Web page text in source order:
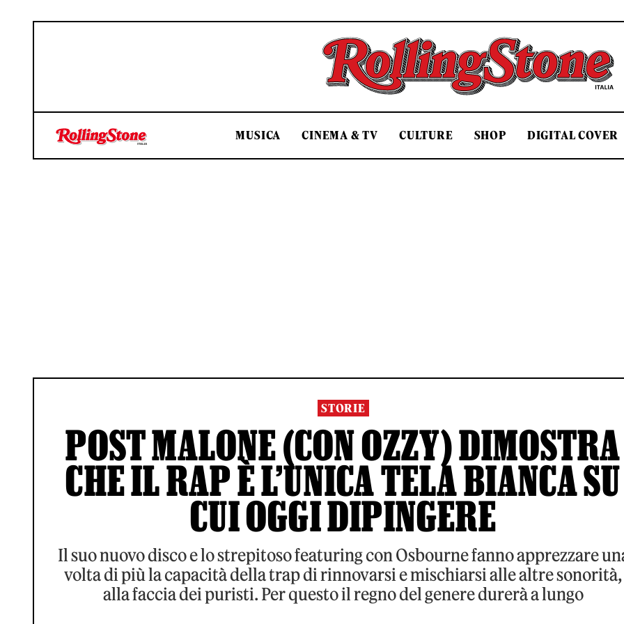
Rolling Stone Italia
MUSICA CINEMA & TV CULTURE SHOP DIGITAL COVER
STORIE
POST MALONE (CON OZZY) DIMOSTRA
CHE IL RAP È L’UNICA TELA BIANCA SU
CUI OGGI DIPINGERE
Il suo nuovo disco e lo strepitoso featuring con Osbourne fanno apprezzare
volta di più la capacità della trap di rinnovarsi e mischiarsi alle altre sonorità,
alla faccia dei puristi. Per questo il regno del genere durerà a lungo